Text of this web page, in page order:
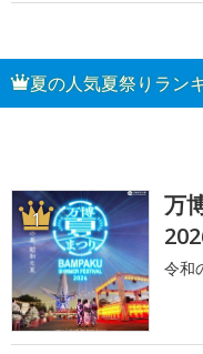
夏の人気夏祭りラン
1
万
令和